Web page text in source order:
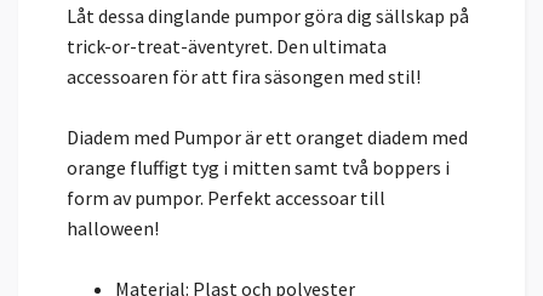
Låt dessa dinglande pumpor göra dig sällskap på
trick-or-treat-äventyret. Den ultimata
accessoaren för att fira säsongen med stil!
Diadem med Pumpor är ett oranget diadem med
orange fluffigt tyg i mitten samt två boppers i
form av pumpor. Perfekt accessoar till
halloween!
Material: Plast och polyester